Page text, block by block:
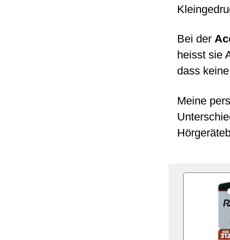
Bei der
heisst sie
dass
Meine